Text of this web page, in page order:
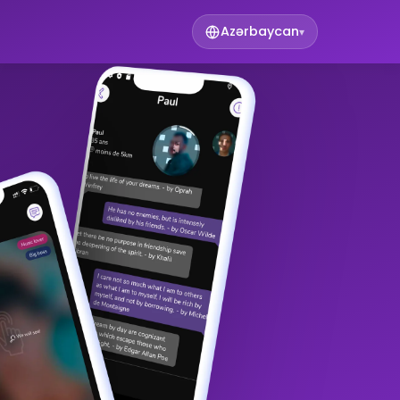
Azərbaycan▾